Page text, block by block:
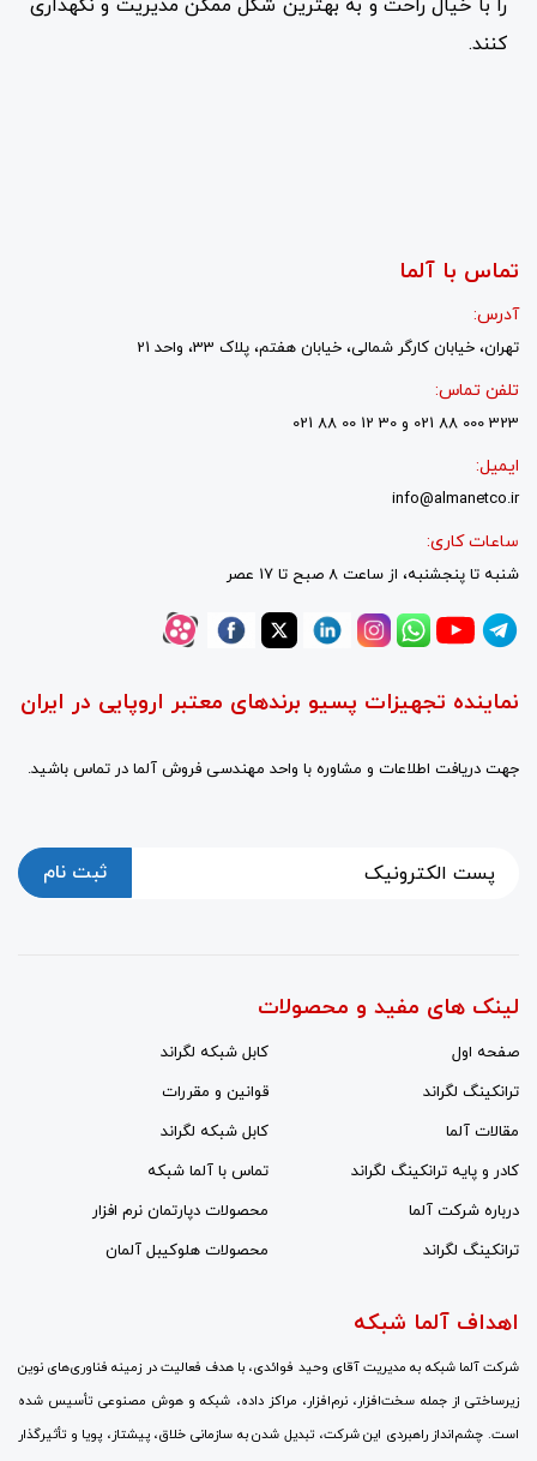
را با خیال راحت و به بهترین شکل ممکن مدیریت و نگهداری
کنند.
تماس با آلما
آدرس:
تهران، خیابان کارگر شمالی، خیابان هفتم، پلاک 33، واحد 21
تلفن تماس:
323 000 88 021 و 30 12 00 88 021
ایمیل:
info@almanetco.ir
ساعات کاری:
شنبه تا پنجشنبه، از ساعت 8 صبح تا 17 عصر
نماینده تجهیزات پسیو برندهای معتبر اروپایی در ایران
جهت دریافت اطلاعات و مشاوره با واحد مهندسی فروش آلما در تماس باشید.
ثبت نام
لینک های مفید و محصولات
صفحه اول
کابل شبکه لگراند
ترانکینگ لگراند
قوانین و مقررات
مقالات آلما
کابل شبکه لگراند
کادر و پایه ترانکینگ لگراند
تماس با آلما شبکه
درباره شرکت آلما
محصولات دپارتمان نرم افزار
ترانکینگ لگراند
محصولات هلوکیبل آلمان
اهداف آلما شبکه
شرکت آلما شبکه به مدیریت آقای وحید فوائدی، با هدف فعالیت در زمینه فناوری‌های نوین
زیرساختی از جمله سخت‌افزار، نرم‌افزار، مراکز داده، شبکه و هوش مصنوعی تأسیس شده
است. چشم‌انداز راهبردی این شرکت، تبدیل شدن به سازمانی خلاق، پیشتاز، پویا و تأثیرگذار